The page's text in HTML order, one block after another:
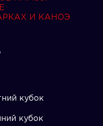
И КАНОЭ
кубок
кубок